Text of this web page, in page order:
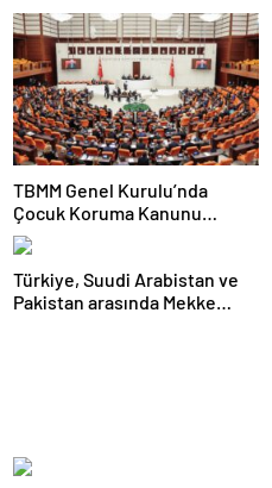
TBMM Genel Kurulu’nda
Çocuk Koruma Kanunu
teklifinde yeni maddeler
kabul edildi
Türkiye, Suudi Arabistan ve
Pakistan arasında Mekke